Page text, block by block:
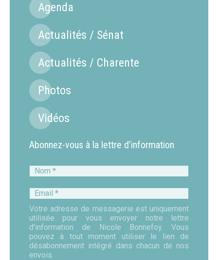
Agenda
Actualités / Sénat
Actualités / Charente
Photos
Vidéos
Abonnez-vous à la lettre d’information
Nom
Email
Votre adresse de messagerie est uniquement
utilisée pour vous envoyer notre lettre
d'information de Nicole Bonnefoy. Vous
pouvez à tout moment utiliser le lien de
désabonnement intégré dans chacun de nos
envois.